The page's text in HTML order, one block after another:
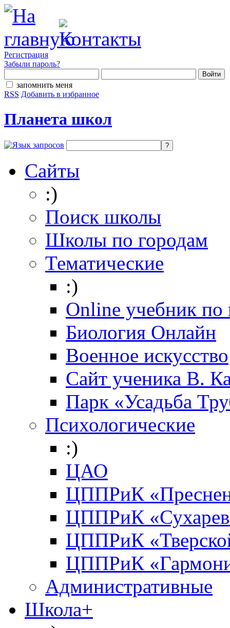
Регистрация
Забыли пароль?
запомнить меня
RSS Добавить в избранное
Планета школ
Сайты
:)
Поиск школы
Школы по городам
Тематические
:)
Online учебник по
Биология Онлайн
Военное искусство
Cайт ученика В.
Парк «Усадьба
Психологические
:)
ЦАО
ЦППРиК
ЦППРиК
ЦППРиК
ЦППРиК
Административные
Школа+